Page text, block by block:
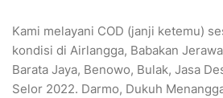
Kami melayani COD (janji ketemu)
kondisi di Airlangga, Babakan
Barata Jaya, Benowo, Bulak, Jasa
Selor 2022. Darmo, Dukuh